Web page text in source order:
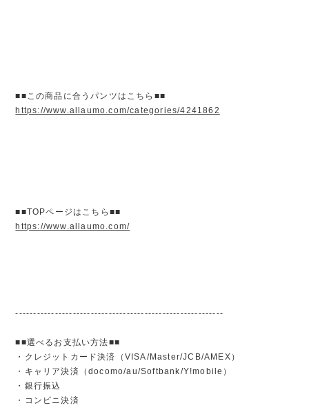
■■この商品に合うパンツはこちら■■
https://www.allaumo.com/categories/4241862
■■TOPページはこちら■■
https://www.allaumo.com/
----------------------------------------------------------
■■選べるお支払い方法■■
・クレジットカード決済（VISA/Master/JCB/AMEX）
・キャリア決済（docomo/au/Softbank/Y!mobile）
・銀行振込
・コンビニ決済